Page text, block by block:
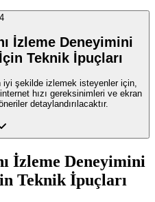
4
İzleme Deneyimini
Teknik İpuçları
iyi şekilde izlemek isteyenler için,
hızı gereksinimleri ve ekran
detaylandırılacaktır.
İzleme Deneyimini
Teknik İpuçları